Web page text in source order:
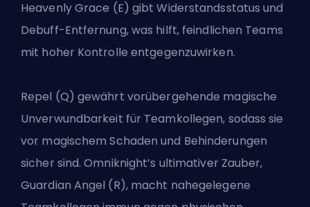
Heavenly Grace (E) gibt Widerstandsstatus und
Debuff-Entfernung, was hilft, feindlichen Teams
mit hoher Kontrolle entgegenzuwirken.
Repel (Q) gewährt vorübergehende magische
Unverwundbarkeit für Teamkollegen, sodass sie
vor magischem Schaden und Behinderungen
sicher sind. Omniknight’s ultimativer Zauber,
Guardian Angel (R), macht nahegelegene